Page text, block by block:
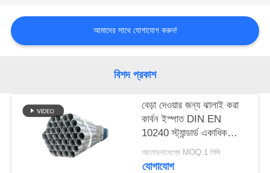
মামলা
PRIVACY
POLICY
আমাদের সাথে যোগাযোগ করুন!
বিশদ প্রকাশ
বেড়া দেওয়ার জন্য ঝালাই করা
কার্বন ইস্পাত DIN EN
10240 স্ট্যান্ডার্ড একাধিক
ব্যাসের হট ডিপ গ্যালভানাইজড
টিউব
আলোচনাযোগ্য MOQ:1 পিসি
যোগাযোগ